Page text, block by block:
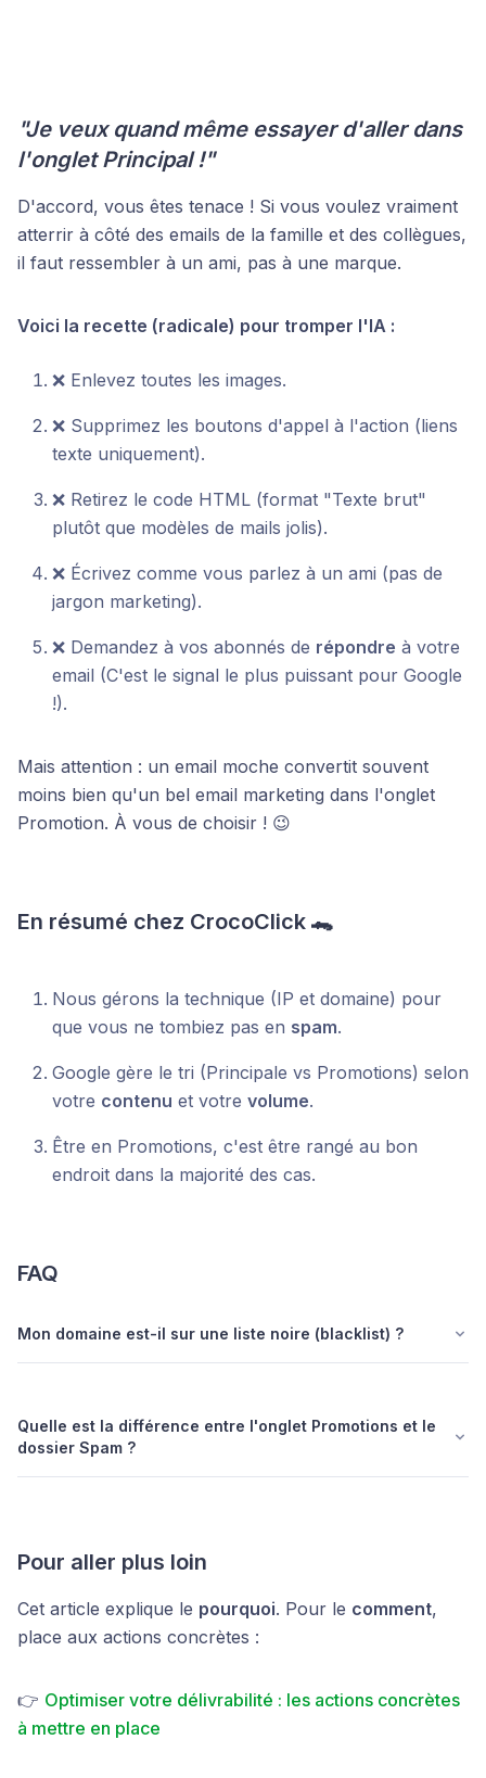
"Je veux quand même essayer d'aller dans
l'onglet Principal !"
D'accord, vous êtes tenace ! Si vous voulez vraiment
atterrir à côté des emails de la famille et des collègues,
il faut ressembler à un ami, pas à une marque.
Voici la recette (radicale) pour tromper l'IA :
❌ Enlevez toutes les images.
❌ Supprimez les boutons d'appel à l'action (liens
texte uniquement).
❌ Retirez le code HTML (format "Texte brut"
plutôt que modèles de mails jolis).
❌ Écrivez comme vous parlez à un ami (pas de
jargon marketing).
❌ Demandez à vos abonnés de répondre à votre
email (C'est le signal le plus puissant pour Google
!).
Mais attention : un email moche convertit souvent
moins bien qu'un bel email marketing dans l'onglet
Promotion. À vous de choisir ! 😉
En résumé chez CrocoClick 🐊
Nous gérons la technique (IP et domaine) pour
que vous ne tombiez pas en spam.
Google gère le tri (Principale vs Promotions) selon
votre contenu et votre volume.
Être en Promotions, c'est être rangé au bon
endroit dans la majorité des cas.
FAQ
Mon domaine est-il sur une liste noire (blacklist) ?
Quelle est la différence entre l'onglet Promotions et le
dossier Spam ?
Pour aller plus loin
Cet article explique le pourquoi. Pour le comment,
place aux actions concrètes :
👉 Optimiser votre délivrabilité : les actions concrètes
à mettre en place